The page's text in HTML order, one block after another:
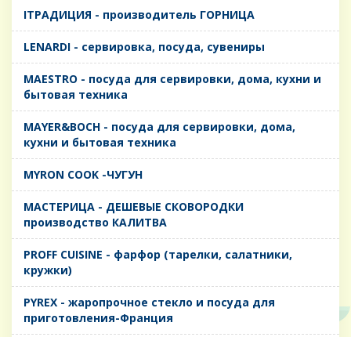
IТРАДИЦИЯ - производитель ГОРНИЦА
LENARDI - сервировка, посуда, сувениры
MAESTRO - посуда для сервировки, дома, кухни и
бытовая техника
MAYER&BOCH - посуда для сервировки, дома,
кухни и бытовая техника
MYRON COOK -ЧУГУН
MАСТЕРИЦА - ДЕШЕВЫЕ СКОВОРОДКИ
производство КАЛИТВА
PROFF CUISINE - фарфор (тарелки, салатники,
кружки)
PYREX - жаропрочное стекло и посуда для
приготовления-Франция